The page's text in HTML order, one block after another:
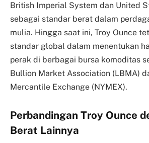
British Imperial System dan United
sebagai standar berat dalam
mulia. Hingga saat ini, Troy Ounce
standar global dalam menentukan
perak di berbagai bursa komoditas
Bullion Market Association (LBMA)
Mercantile Exchange (NYMEX).
Perbandingan Troy Ounce
Berat Lainnya